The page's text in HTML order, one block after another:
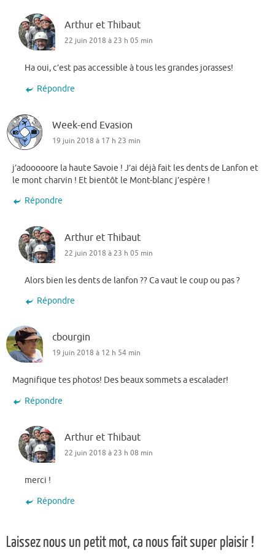
Arthur et Thibaut
22 juin 2018 à 23 h 05 min
Ha oui, c’est pas accessible à tous les grandes jorasses!
Répondre
Week-end Evasion
19 juin 2018 à 17 h 23 min
j’adooooore la haute Savoie ! J’ai déjà fait les dents de Lanfon et
le mont charvin ! Et bientôt le Mont-blanc j’espère !
Répondre
Arthur et Thibaut
22 juin 2018 à 23 h 05 min
Alors bien les dents de lanfon ?? Ca vaut le coup ou pas ?
Répondre
cbourgin
19 juin 2018 à 12 h 54 min
Magnifique tes photos! Des beaux sommets a escalader!
Répondre
Arthur et Thibaut
22 juin 2018 à 23 h 08 min
merci !
Répondre
Laissez nous un petit mot, ca nous fait super plaisir !